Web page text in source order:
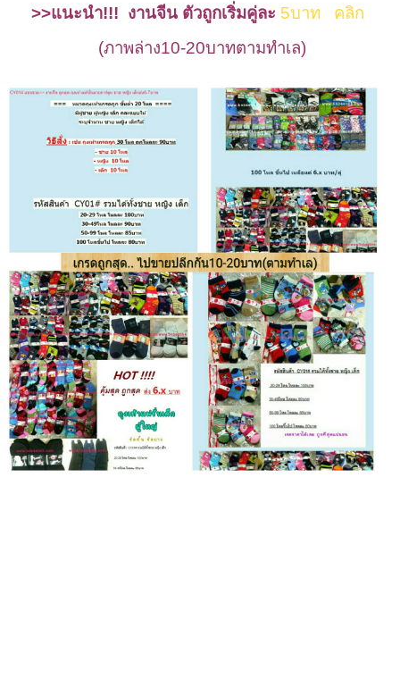
>>แนะนำ!!! งานจีน ตัวถูกเริ่มคู่ละ 5บาท
คลิก
(ภาพล่าง10-20บาทตามทำเล)